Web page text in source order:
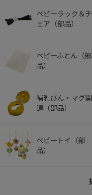
ベビーラック＆チ
ェア（部品）
ベビーふとん（部
品）
哺乳びん・マグ関
連（部品）
ベビートイ（部
品）